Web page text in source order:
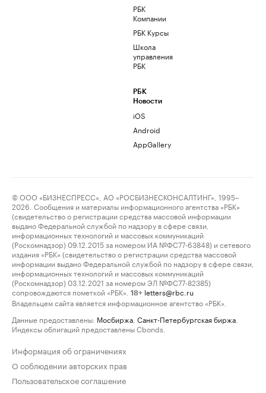
РБК
Компании
РБК Курсы
Школа
управления
РБК
РБК
Новости
iOS
Android
AppGallery
© ООО «БИЗНЕСПРЕСС», АО «РОСБИЗНЕСКОНСАЛТИНГ», 1995–
2026. Сообщения и материалы информационного агентства «РБК»
(свидетельство о регистрации средства массовой информации
выдано Федеральной службой по надзору в сфере связи,
информационных технологий и массовых коммуникаций
(Роскомнадзор) 09.12.2015 за номером ИА №ФС77-63848) и сетевого
издания «РБК» (свидетельство о регистрации средства массовой
информации выдано Федеральной службой по надзору в сфере связи,
информационных технологий и массовых коммуникаций
(Роскомнадзор) 03.12.2021 за номером ЭЛ №ФС77-82385)
сопровождаются пометкой «РБК».
18+ letters@rbc.ru
Владельцем сайта является информационное агентство «РБК».
Данные предоставлены: Мосбиржа Санкт-Петербургская биржа
Индексы облигаций предоставлены Cbonds.
Информация об ограничениях
О соблюдении авторских прав
Пользовательское соглашение